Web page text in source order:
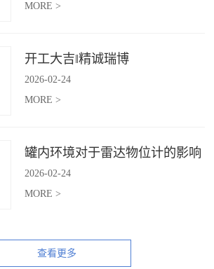
MORE >
开工大吉‖精诚瑞博
2026-02-24
MORE >
罐内环境对于雷达物位计的影响
2026-02-24
MORE >
查看更多